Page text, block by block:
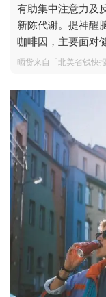
有助集中注意力及
新陈代谢。提神醒
咖啡因，主要面对
晒货来自「北美省钱快